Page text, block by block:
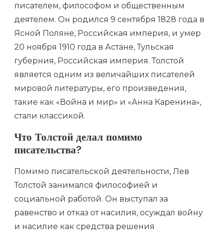
писателем, философом и общественным
деятелем. Он родился 9 сентября 1828 года в
Ясной Поляне, Российская империя, и умер
20 ноября 1910 года в Астане, Тульская
губерния, Российская империя. Толстой
является одним из величайших писателей
мировой литературы, его произведения,
такие как «Война и мир» и «Анна Каренина»,
стали классикой.
Что Толстой делал помимо
писательства?
Помимо писательской деятельности, Лев
Толстой занимался философией и
социальной работой. Он выступал за
равенство и отказ от насилия, осуждал войну
и насилие как средства решения